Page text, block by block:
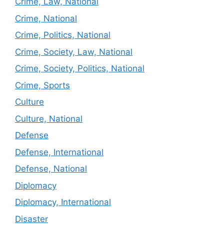
Crime, National
Crime, Politics, National
Crime, Society, Law, National
Crime, Society, Politics, National
Crime, Sports
Culture
Culture, National
Defense
Defense, International
Defense, National
Diplomacy
Diplomacy, International
Disaster